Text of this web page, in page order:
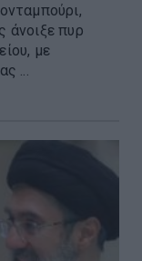
άνοιξε πυρ
με
...